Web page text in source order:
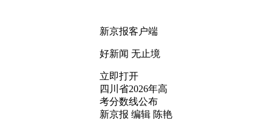
新京报客户端
好新闻 无止境
立即打开
四川省2026年高
考分数线公布
新京报 编辑 陈艳